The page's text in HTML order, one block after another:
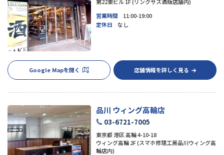
営業時間
11:00-19:00
定休日
なし
Google Mapを開く 店舗情報を詳しく見る
品川 ウィング高輪店
03-6721-7005
東京都 港区 高輪 4-10-18
ウィング高輪 2F (スマホ修理工房品川ウィング高
輪店内)